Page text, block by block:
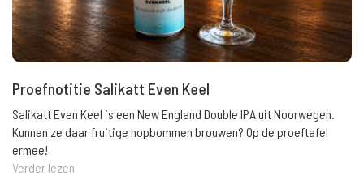
Proefnotitie Salikatt Even Keel
Salikatt Even Keel is een New England Double IPA uit Noorwegen.
Kunnen ze daar fruitige hopbommen brouwen? Op de proeftafel
ermee!
Verder lezen